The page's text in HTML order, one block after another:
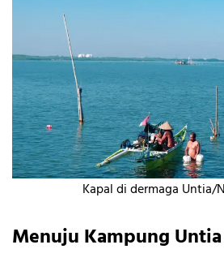
Kapal di dermaga Untia/
Menuju Kampung Untia